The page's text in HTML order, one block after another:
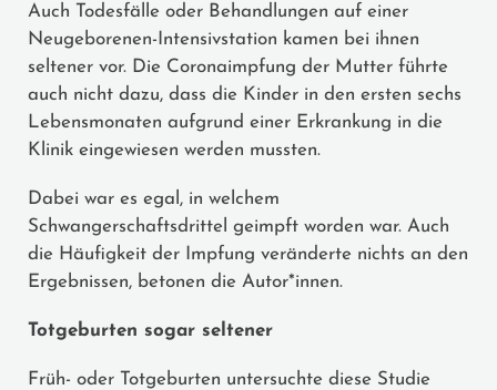
Auch Todesfälle oder Behandlungen auf einer
Neugeborenen-Intensivstation kamen bei ihnen
seltener vor. Die Coronaimpfung der Mutter führte
auch nicht dazu, dass die Kinder in den ersten sechs
Lebensmonaten aufgrund einer Erkrankung in die
Klinik eingewiesen werden mussten.
Dabei war es egal, in welchem
Schwangerschaftsdrittel geimpft worden war. Auch
die Häufigkeit der Impfung veränderte nichts an den
Ergebnissen, betonen die Autor*innen.
Totgeburten sogar seltener
Früh- oder Totgeburten untersuchte diese Studie